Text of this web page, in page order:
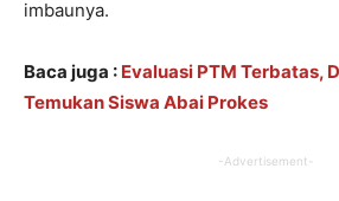
imbaunya.
Baca juga : Evaluasi PTM Terbatas,
Temukan Siswa Abai Prokes
-Advertisement-